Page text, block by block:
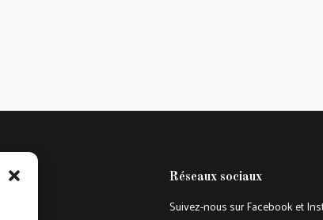
Réseaux sociaux
Suivez-nous sur Facebook et